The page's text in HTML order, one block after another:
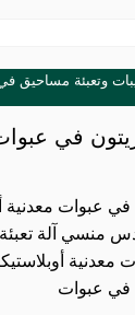
وتعبئة مساحيق
في
في عبوات معدنية
مهندس منسي آلة تعبئة
معدنية
في عبوات